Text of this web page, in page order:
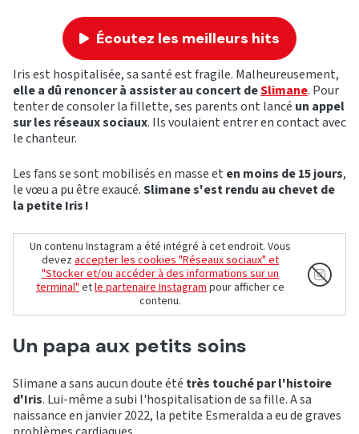
Écoutez les meilleurs hits
Iris est hospitalisée, sa santé est fragile. Malheureusement,
elle a dû renoncer à assister au concert deSlimane. Pour
tenter de consoler la fillette, ses parents ont lancé un appel
sur les réseaux sociaux. Ils voulaient entrer en contact avec
le chanteur.
Les fans se sont mobilisés en masse et en moins de 15 jours,
le vœu a pu être exaucé.Slimane s'est rendu au chevet de
la petite Iris !
Un contenu Instagram a été intégré à cet endroit. Vous
devezaccepter les cookies "Réseaux sociaux" et
"Stocker et/ou accéder à des informations sur un
terminal"etle partenaire Instagrampour afficher ce
contenu.
Un papa aux petits soins
Slimane a sans aucun doute été très touché par l'histoire
d'Iris. Lui-même a subi l'hospitalisation de sa fille. A sa
naissance en janvier 2022, la petite Esmeralda a eu de graves